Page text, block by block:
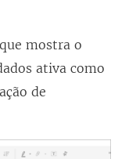
mostra o
ativa como
de